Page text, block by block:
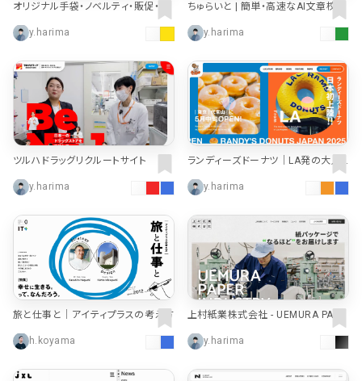
オリジナル手袋・ノベルティ・販促・名
y.harima
ちゅらいと | 簡単・高速なAI文章校正
y.harima
ツルハドラッグリクルートサイト
y.harima
ランディーズドーナツ｜LA発の大人
y.harima
旅と仕事と｜アイティプラスの考え方
h.koyama
上村紙業株式会社 - UEMURA PAPE
R INDUSTRY - パッケージ（紙器・化
粧箱）の企画・デザイン・各種印刷
y.harima